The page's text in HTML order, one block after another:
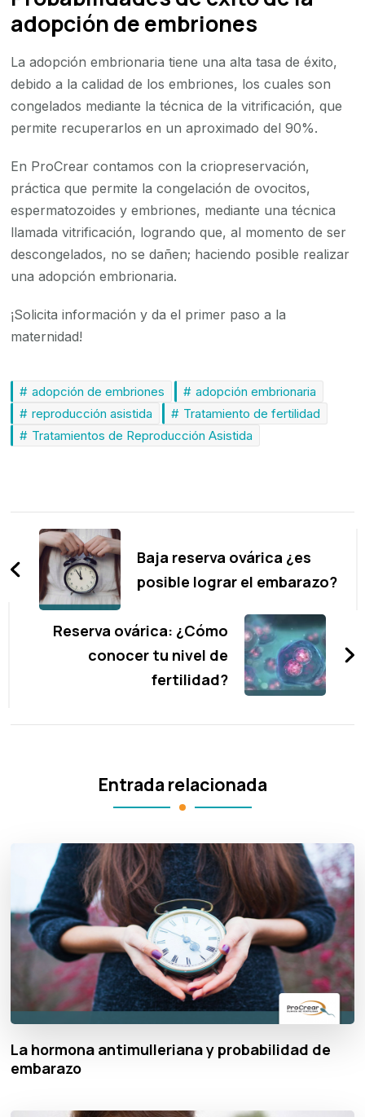
adopción de embriones
La adopción embrionaria tiene una alta tasa de éxito,
debido a la calidad de los embriones, los cuales son
congelados mediante la técnica de la vitrificación, que
permite recuperarlos en un aproximado del 90%.
En ProCrear contamos con la criopreservación,
práctica que permite la congelación de ovocitos,
espermatozoides y embriones, mediante una técnica
llamada vitrificación, logrando que, al momento de ser
descongelados, no se dañen; haciendo posible realizar
una adopción embrionaria.
¡Solicita información y da el primer paso a la
maternidad!
adopción de embriones
adopción embrionaria
reproducción asistida
Tratamiento de fertilidad
Tratamientos de Reproducción Asistida
Navegación
de
entradas
Baja reserva ovárica ¿es
posible lograr el embarazo?
Reserva ovárica: ¿Cómo
conocer tu nivel de
fertilidad?
Entrada relacionada
La hormona antimulleriana y probabilidad de
embarazo